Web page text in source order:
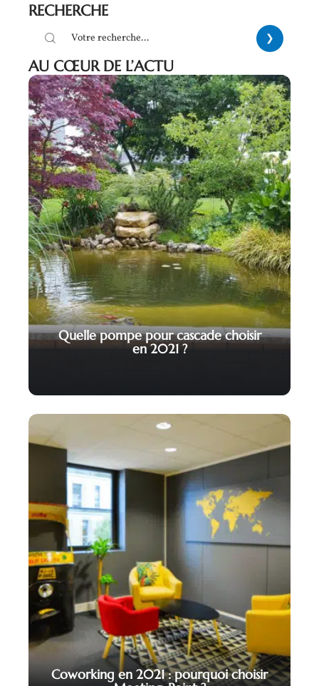
RECHERCHE
AU CŒUR DE L’ACTU
Quelle pompe pour cascade choisir
en 2021 ?
Coworking en 2021 : pourquoi choisir